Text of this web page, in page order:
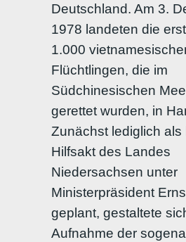
Deutschland. Am 3.
1978 landeten die
1.000
Flüchtlingen, die im
Südchinesischen
gerettet wurden, in
Zunächst lediglich als
Hilfsakt des Landes
Niedersachsen unter
Ministerpräsident
geplant, gestaltete
Aufnahme der